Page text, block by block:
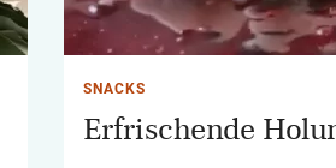
SNACKS
Erfrischende